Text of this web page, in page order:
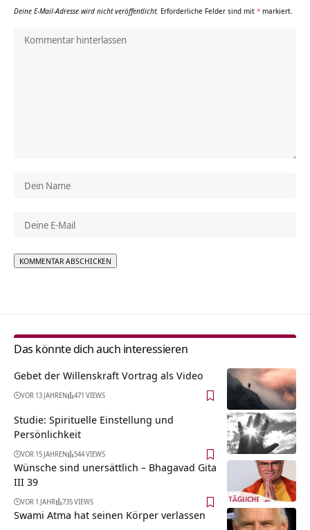
Deine E-Mail-Adresse wird nicht veröffentlicht. Erforderliche Felder sind mit * markiert.
Das könnte dich auch interessieren
Gebet der Willenskraft Vortrag als Video
VOR 13 JAHREN 471 VIEWS
Studie: Spirituelle Einstellung und
Persönlichkeit
VOR 15 JAHREN 544 VIEWS
Wünsche sind unersättlich – Bhagavad Gita
III 39
VOR 1 JAHR 735 VIEWS
Swami Atma hat seinen Körper verlassen